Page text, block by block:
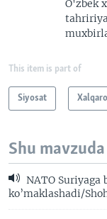
O'zbek
This item is part of
Siyosat Xalqaro
Shu mavzuda
NATO Suriyaga
ko’maklashadi/